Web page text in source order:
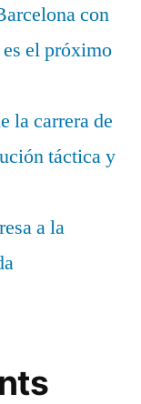
con
el próximo
la carrera de
táctica y
a la